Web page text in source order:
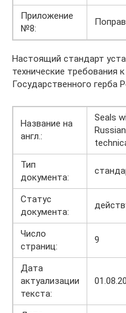
Приложение
№8:
Настоящий стандарт
технические требования
Государственного герба
Название на
англ.:
Seals
Тип
документа:
Статус
документа:
Число
страниц:
9
Дата
актуализации
текста: